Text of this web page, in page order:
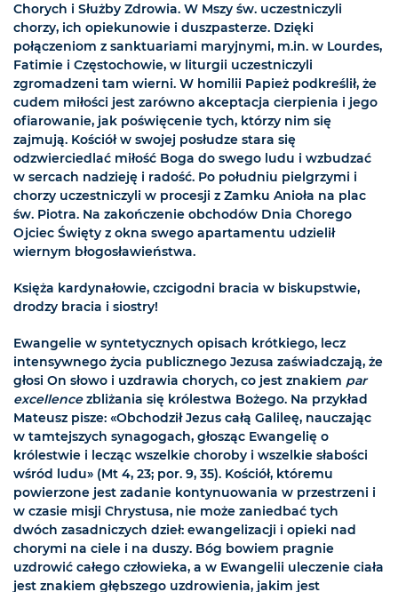
Chorych i Służby Zdrowia. W Mszy św. uczestniczyli
chorzy, ich opiekunowie i duszpasterze. Dzięki
połączeniom z sanktuariami maryjnymi, m.in. w Lourdes,
Fatimie i Częstochowie, w liturgii uczestniczyli
zgromadzeni tam wierni. W homilii Papież podkreślił, że
cudem miłości jest zarówno akceptacja cierpienia i jego
ofiarowanie, jak poświęcenie tych, którzy nim się
zajmują. Kościół w swojej posłudze stara się
odzwierciedlać miłość Boga do swego ludu i wzbudzać
w sercach nadzieję i radość. Po południu pielgrzymi i
chorzy uczestniczyli w procesji z Zamku Anioła na plac
św. Piotra. Na zakończenie obchodów Dnia Chorego
Ojciec Święty z okna swego apartamentu udzielił
wiernym błogosławieństwa.
Księża kardynałowie, czcigodni bracia w biskupstwie,
drodzy bracia i siostry!
Ewangelie w syntetycznych opisach krótkiego, lecz
intensywnego życia publicznego Jezusa zaświadczają, że
głosi On słowo i uzdrawia chorych, co jest znakiem par
excellencezbliżania się królestwa Bożego. Na przykład
Mateusz pisze: «Obchodził Jezus całą Galileę, nauczając
w tamtejszych synagogach, głosząc Ewangelię o
królestwie i lecząc wszelkie choroby i wszelkie słabości
wśród ludu» (Mt 4, 23; por. 9, 35). Kościół, któremu
powierzone jest zadanie kontynuowania w przestrzeni i
w czasie misji Chrystusa, nie może zaniedbać tych
dwóch zasadniczych dzieł: ewangelizacji i opieki nad
chorymi na ciele i na duszy. Bóg bowiem pragnie
uzdrowić całego człowieka, a w Ewangelii uleczenie ciała
jest znakiem głębszego uzdrowienia, jakim jest